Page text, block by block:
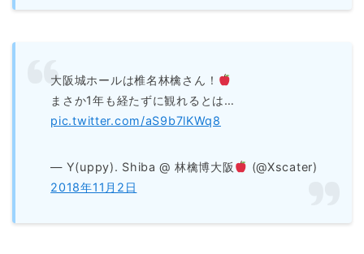
大阪城ホールは椎名林檎さん！
まさか1年も経たずに観れるとは…
pic.twitter.com/aS9b7lKWq8
— Y(uppy). Shiba @ 林檎博大阪
(@Xscater)
2018年11月2日